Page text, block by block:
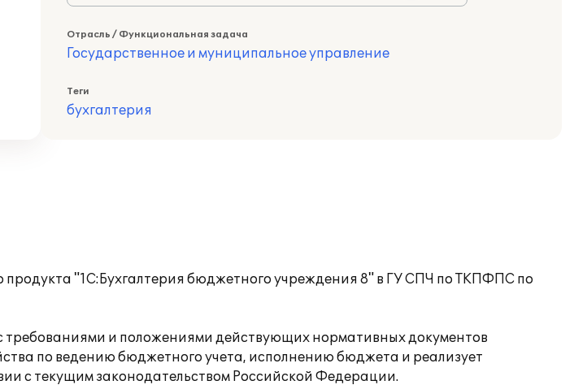
Отрасль / Функциональная задача
Государственное и муниципальное управление
Теги
бухгалтерия
продукта "1С:Бухгалтерия бюджетного учреждения 8" в ГУ СПЧ по ТКПФПС по
требованиями и положениями действующих нормативных документов
по ведению бюджетного учета, исполнению бюджета и реализует
с текущим законодательством Российской Федерации.